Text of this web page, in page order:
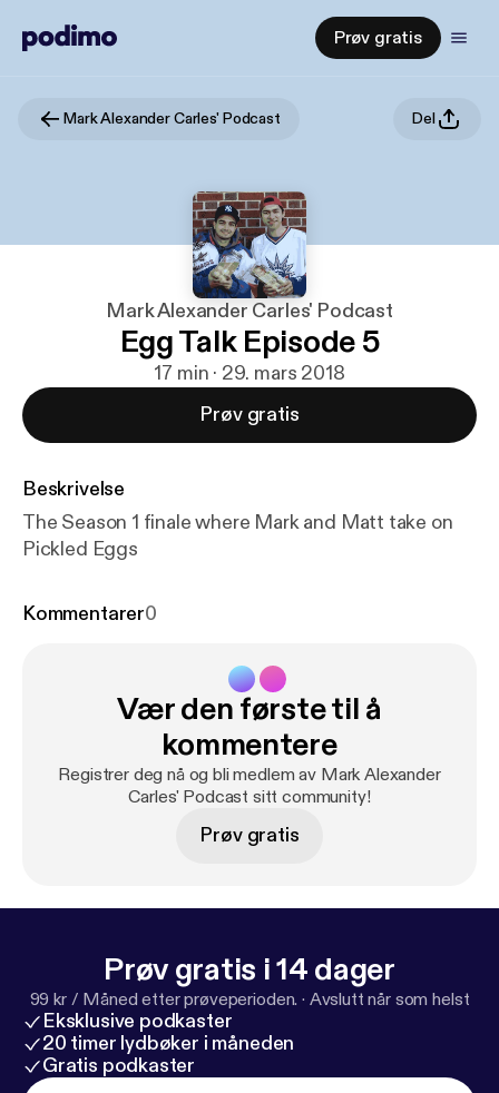
Prøv gratis
Mark Alexander Carles' Podcast Del
Mark Alexander Carles' Podcast
Egg Talk Episode 5
17 min · 29. mars 2018
Prøv gratis
Beskrivelse
The Season 1 finale where Mark and Matt take on
Pickled Eggs
Kommentarer0
Vær den første til å
kommentere
Registrer deg nå og bli medlem av Mark Alexander
Carles' Podcast sitt community!
Prøv gratis
Prøv gratis i 14 dager
99 kr / Måned etter prøveperioden. · Avslutt når som helst
Eksklusive podkaster
20 timer lydbøker i måneden
Gratis podkaster